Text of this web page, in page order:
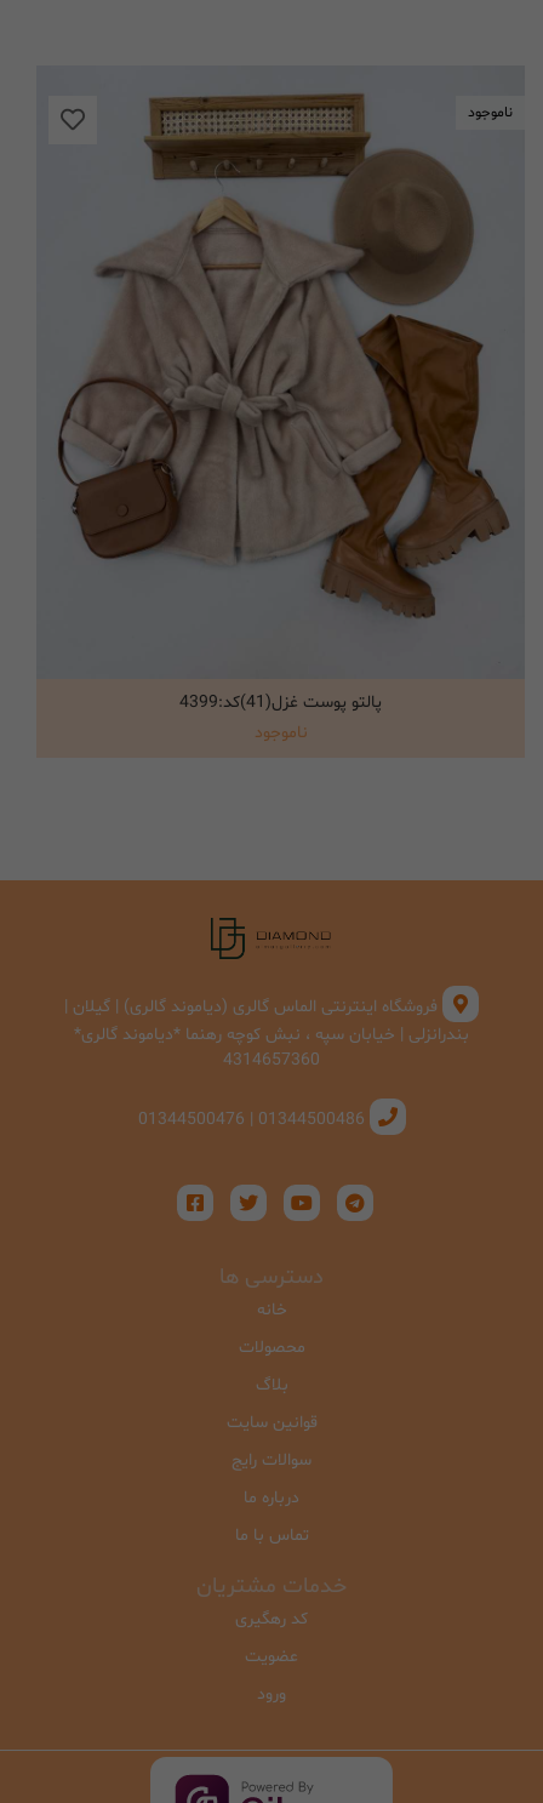
ناموجود
انتخاب گزینه ها
پالتو پوست غزل(41)کد:4399
ناموجود
فروشگاه اینترنتی الماس گالری (دیاموند گالری) | گیلان |
بندرانزلی | خیابان سپه ، نبش کوچه رهنما *دیاموند گالری*
4314657360
01344500486 | 01344500476
دسترسی ها
خانه
محصولات
بلاگ
قوانین سایت
سوالات رایج
درباره ما
تماس با ما
خدمات مشتریان
کد رهگیری
عضویت
ورود